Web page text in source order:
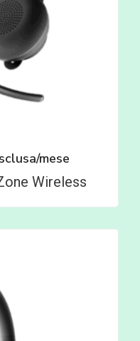
mese
Wireless